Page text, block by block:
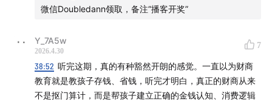
- 财商教育的核心：先懂“为什么”，再学“怎么做”
05:10 –09:30| 8岁儿子真实案例：钱为什么会变多？
- 3岁开银行卡，压岁钱全部自己管理，柜台存钱建立真实
微信Doubledann领取，备注“播客开奖”
Y_7A5w
2026.4.30
7
38:52 听完这期，真的有种豁然开朗的感觉。一直以为财商
教育就是教孩子存钱、省钱，听完才明白，真正的财商从来
不是抠门算计，而是帮孩子建立正确的金钱认知、消费逻辑